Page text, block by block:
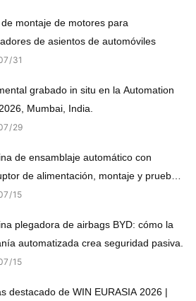
montaje de motores para
de asientos de automóviles
31
grabado in situ en la Automation
Mumbai, India.
29
de ensamblaje automático con
de alimentación, montaje y prueba
15
plegadora de airbags BYD: cómo la
automatizada crea seguridad pasiva.
15
destacado de WIN EURASIA 2026 |